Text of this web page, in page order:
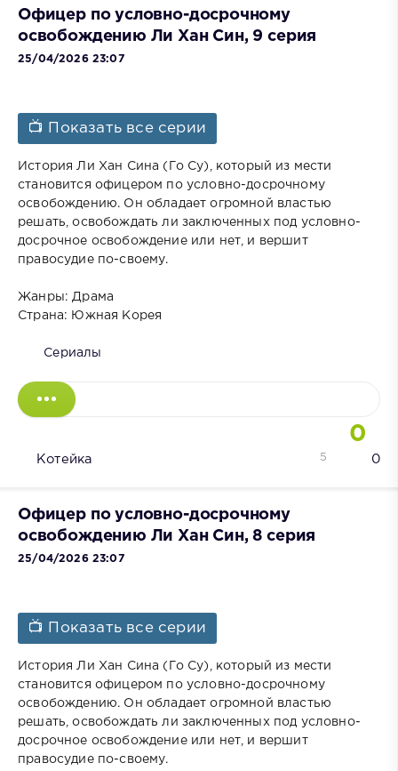
Офицер по условно-досрочному
освобождению Ли Хан Син, 9 серия
25/04/2026 23:07
📺 Показать все серии
История Ли Хан Сина (Го Су), который из мести
становится офицером по условно-досрочному
освобождению. Он обладает огромной властью
решать, освобождать ли заключенных под условно-
досрочное освобождение или нет, и вершит
правосудие по-своему.
Жанры: Драма
Страна: Южная Корея
Сериалы
0
Котейка 0
5
Офицер по условно-досрочному
освобождению Ли Хан Син, 8 серия
25/04/2026 23:07
📺 Показать все серии
История Ли Хан Сина (Го Су), который из мести
становится офицером по условно-досрочному
освобождению. Он обладает огромной властью
решать, освобождать ли заключенных под условно-
досрочное освобождение или нет, и вершит
правосудие по-своему.